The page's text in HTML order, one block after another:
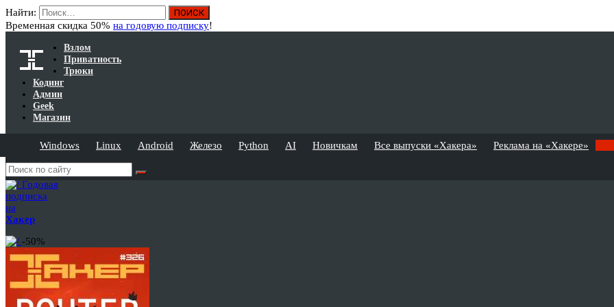
Найти:
Временная скидка 50% на годовую подписку!
Взлом
Приватность
Трюки
Кодинг
Админ
Geek
Магазин
Windows Linux Android Железо Python AI Новичкам Все выпуски «Хакера» Реклама на «Хакере»
Годовая
подписка
на
Хакер
-50%